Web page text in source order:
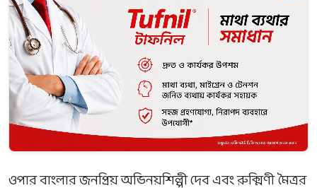
ওপার বাংলার জনপ্রিয় অভিনয়শিল্পী দেব এবং রুক্মিণী মৈত্রর